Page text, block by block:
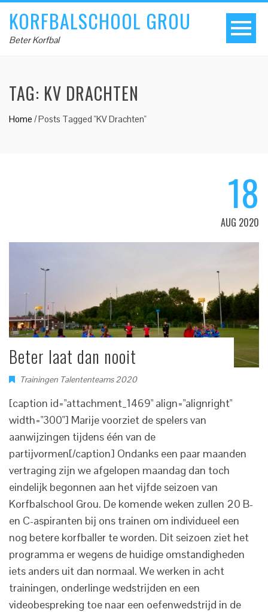
KORFBALSCHOOL GROU
Beter Korfbal
TAG: KV DRACHTEN
Home /Posts Tagged "KV Drachten"
18
AUG 2020
Beter laat dan nooit
Trainingen Talententeams 2020
[caption id="attachment_1469" align="alignright"
width="300"] Marije voorziet de spelers van
aanwijzingen tijdens één van de
partijvormen[/caption] Ondanks een paar maanden
vertraging zijn we afgelopen maandag dan toch
eindelijk begonnen aan het vijfde seizoen van
Korfbalschool Grou. De komende weken zullen 20 B-
en C-aspiranten bij ons trainen om individueel een
nog betere korfballer te worden. Dit seizoen ziet het
programma er wegens de huidige omstandigheden
iets anders uit dan normaal. We werken in acht
trainingen, onderlinge wedstrijden en een
videobespreking toe naar een oefenwedstrijd in de